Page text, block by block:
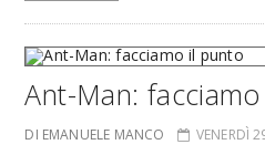
Ant-Man:
DI EMANUELE MANCO VENERDÌ